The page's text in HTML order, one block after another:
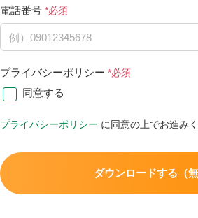
電話番号
プライバシーポリシー
同意する
プライバシーポリシー に同意の上でお進みく